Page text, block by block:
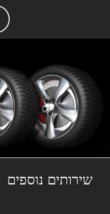
שירותים נוספים